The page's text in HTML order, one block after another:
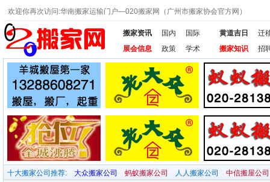
欢迎你再次访问:华南搬家运输门户—020搬家网（广州市搬家协会官方网）
搬家资讯 国内
国际
展会信息
政策 学术
黄道吉日
迁
搬家知识
招
十大搬家公司推荐: 大众搬家公司 蚂蚁搬家公司 人人搬家公司
中信搬屋公司